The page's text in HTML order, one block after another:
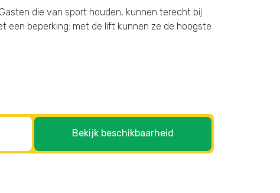
die van sport houden, kunnen terecht bij
een beperking: met de lift kunnen ze de hoogste
Bekijk beschikbaarheid